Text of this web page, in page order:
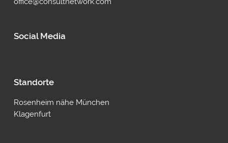
Social Media
Standorte
Rosenheim nähe München
Klagenfurt